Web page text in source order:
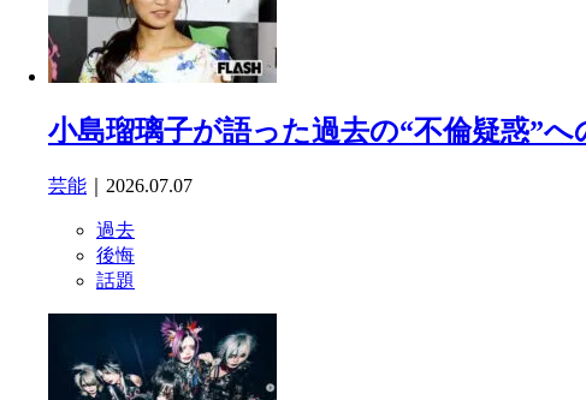
小島瑠璃子が語った過去の“不倫疑惑”
芸能 ｜2026.07.07
過去
後悔
話題